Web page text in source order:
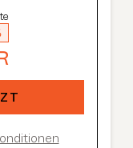
den
Saunen
Card, AREA
etc.